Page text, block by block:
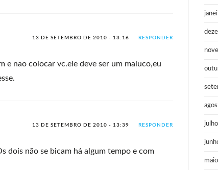
13 DE SETEMBRO DE 2010 - 13:16 RESPONDER
e nao colocar vc.ele deve ser um maluco,eu
13 DE SETEMBRO DE 2010 - 13:39 RESPONDER
dois não se bicam há algum tempo e com